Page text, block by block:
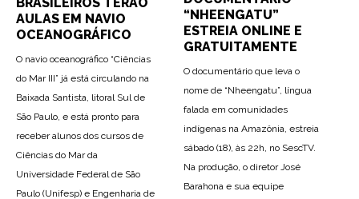
“NHEENGATU”
ESTREIA ONLINE E
GRATUITAMENTE
O documentário que leva o
nome de “Nheengatu”, língua
falada em comunidades
indígenas na Amazônia, estreia
sábado (18), às 22h, no SescTV.
Na produção, o diretor José
Barahona e sua equipe
AULAS EM NAVIO
OCEANOGRÁFICO
O navio oceanográfico “Ciências
do Mar III” já está circulando na
Baixada Santista, litoral Sul de
São Paulo, e está pronto para
receber alunos dos cursos de
Ciências do Mar da
Universidade Federal de São
Paulo (Unifesp) e Engenharia de